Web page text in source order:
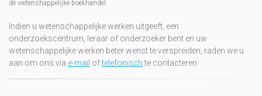
de wetenshappelijke boekhandel
Indien u wetenschappelijke werken uitgeeft, een
onderzoekscentrum, leraar of onderzoeker bent en uw
wetenschappelijke werken beter wenst te verspreiden, raden we u
aan om ons via e-mail oftelefonischte contacteren